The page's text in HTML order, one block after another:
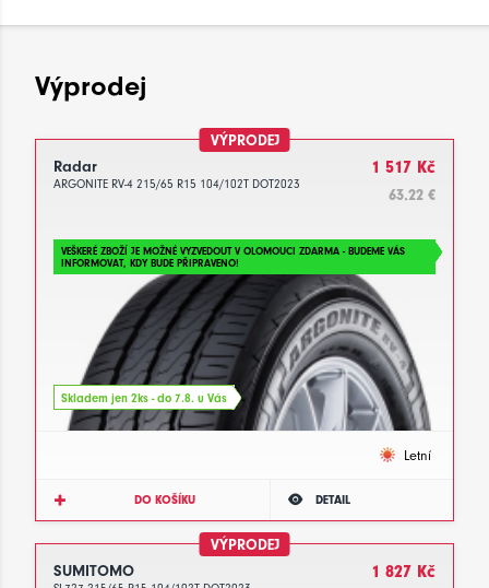
Výprodej
VÝPRODEJ
Radar
ARGONITE RV-4 215/65 R15 104/102T DOT2023
1 517 Kč
63.22 €
VEŠKERÉ ZBOŽÍ JE MOŽNÉ VYZVEDOUT V OLOMOUCI ZDARMA - BUDEME VÁS
INFORMOVAT, KDY BUDE PŘIPRAVENO!
Skladem jen 2ks - do 7.8. u Vás
Letní
DO KOŠÍKU DETAIL
VÝPRODEJ
SUMITOMO
1 827 Kč